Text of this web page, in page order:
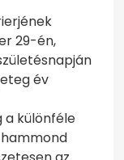
29-én,
év
a különféle